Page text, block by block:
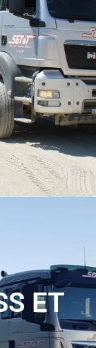
optimal pour
grande
basculement
pour vos
ET